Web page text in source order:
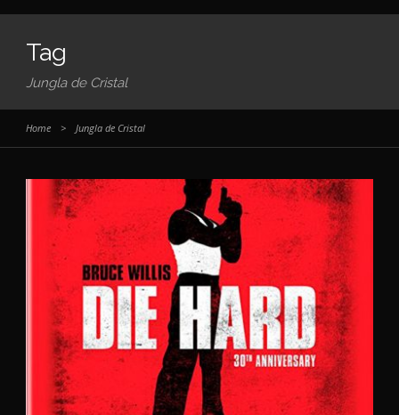
Tag
Jungla de Cristal
Home > Jungla de Cristal